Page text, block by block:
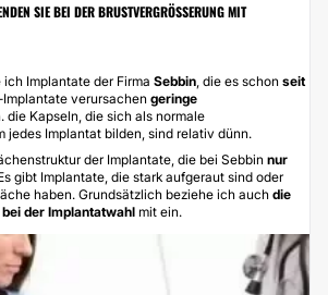
SIE BEI DER BRUSTVERGRÖSSERUNG MIT I
Implantate der Firma Sebbin , die es schon seit
verursachen geringe
die Kapseln, die sich als normale
jedes Implantat bilden, sind relativ dünn.
der Implantate, die bei Sebbin nur
gibt Implantate, die stark aufgeraut sind oder
haben. Grundsätzlich beziehe ich auch die
der Implantatwahl mit ein.